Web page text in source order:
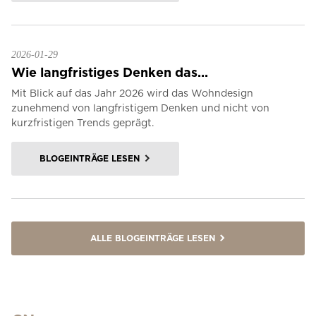
2026-01-29
Wie langfristiges Denken das...
Mit Blick auf das Jahr 2026 wird das Wohndesign
zunehmend von langfristigem Denken und nicht von
kurzfristigen Trends geprägt.
BLOGEINTRÄGE LESEN
ALLE BLOGEINTRÄGE LESEN